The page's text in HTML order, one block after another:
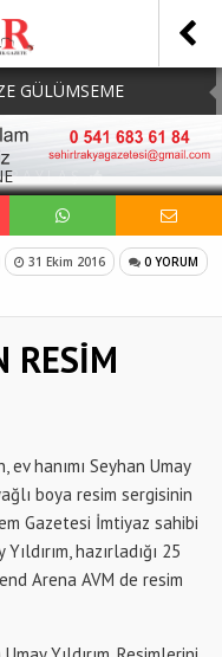
GÜLÜMSEME
YALNIZ
Dönem Başladı:
Bırakmadı
DAYANIŞMAYI
PAYLAŞ
31 Ekim 2016
0 YORUM
RESİM
hanımı Seyhan Umay
boya resim sergisinin
Gazetesi İmtiyaz sahibi
hazırladığı 25
Arena AVM de resim